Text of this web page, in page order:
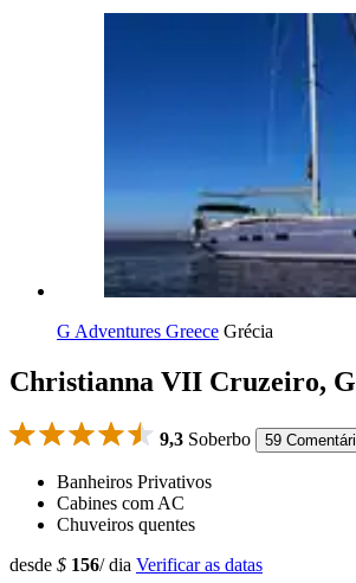
G Adventures Greece Grécia
Christianna VII Cruzeiro,
9,3 Soberbo 59
Banheiros Privativos
Cabines com AC
Chuveiros quentes
desde $ 156/ dia Verificar as datas